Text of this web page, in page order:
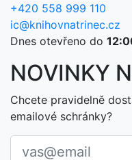
+420 558 999 110
ic@knihovnatrinec.cz
Dnes otevřeno do
NOVINKY
Chcete pravidelně
emailové schránky?